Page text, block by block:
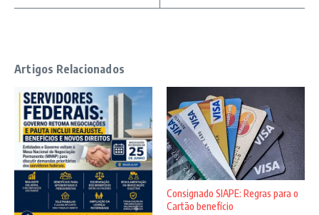
Artigos Relacionados
Consignado SIAPE: Regras para o
Cartão benefício